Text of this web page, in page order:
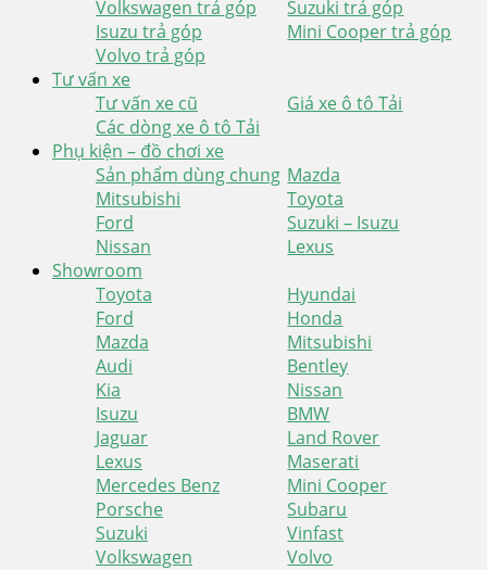
Volkswagen trả góp
Suzuki trả góp
Isuzu trả góp
Mini Cooper trả góp
Volvo trả góp
Tư vấn xe
Tư vấn xe cũ
Giá xe ô tô Tải
Các dòng xe ô tô Tải
Phụ kiện – đồ chơi xe
Sản phẩm dùng chung Mazda
Mitsubishi
Toyota
Ford
Suzuki – Isuzu
Nissan
Lexus
Showroom
Toyota
Hyundai
Ford
Honda
Mazda
Mitsubishi
Audi
Bentley
Kia
Nissan
Isuzu
BMW
Jaguar
Land Rover
Lexus
Maserati
Mercedes Benz
Mini Cooper
Porsche
Subaru
Suzuki
Vinfast
Volkswagen
Volvo